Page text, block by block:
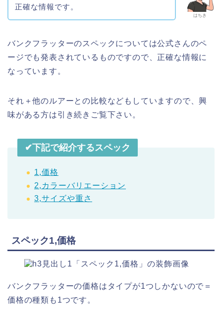
はちき
正確な情報です。
バンクフラッターのスペックについては公式さんのペ
ージでも発表されているものですので、正確な情報に
なっています。
それ＋他のルアーとの比較などもしていますので、興
味がある方は引き続きご覧下さい。
✔︎下記で紹介するスペック
1,価格
2,カラーバリエーション
3,サイズや重さ
スペック1,価格
バンクフラッターの価格はタイプが1つしかないので＝
価格の種類も1つです。